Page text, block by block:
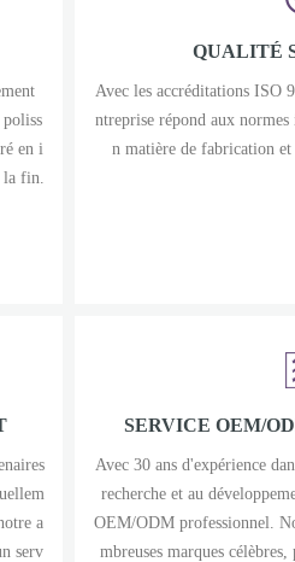
en i
la fin.
QUALITÉ
Avec les accréditations ISO
ntreprise répond aux
n matière de fabrication
a
serv
SERVICE OEM/
Avec 30 ans d'expérience
recherche et au
OEM/ODM professionnel.
mbreuses marques